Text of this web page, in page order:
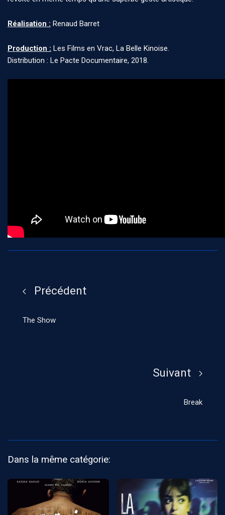
Réalisation : Renaud Barret
Production : Les Films en Vrac, La Belle Kinoise.
Distribution : Le Pacte Documentaire, 2018.
Précédent
The Show
Suivant
Break
Dans la même catégorie: